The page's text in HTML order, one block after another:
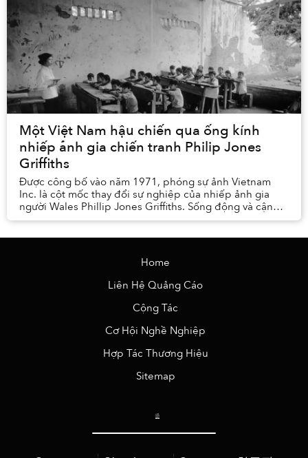
Một Việt Nam hậu chiến qua ống kính
nhiếp ảnh gia chiến tranh Philip Jones
Griffiths
Được công bố vào năm 1971, phóng sự ảnh Vietnam
Inc. là cột mốc thay đổi sự nghiệp của nhiếp ảnh gia
người Wales Phillip Jones Griffiths. Sống động và cận
cảnh, những hình ảnh mà ông gh...
Home
Liên Hệ Quảng Cáo
Cộng Tác
Cơ Hội Nghề Nghiệp
Hợp Tác Thương Hiệu
Sitemap